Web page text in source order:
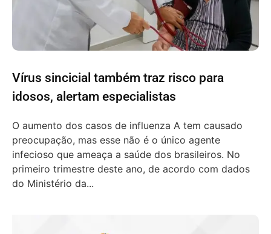
Vírus sincicial também traz risco para
idosos, alertam especialistas
O aumento dos casos de influenza A tem causado
preocupação, mas esse não é o único agente
infecioso que ameaça a saúde dos brasileiros. No
primeiro trimestre deste ano, de acordo com dados
do Ministério da...